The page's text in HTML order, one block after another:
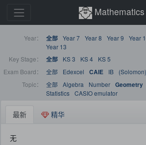
Mathematics
Year： 全部 Year 7 Year 8 Year 9 Year
Year 13
Key Stage：
全部 KS 3 KS 4
KS 5
Exam Board：
全部 Edexcel CAIE IB (Solomon)
Topic：
全部 Algebra Number Geometry
Statistics CASIO emulator
最新 精华
无